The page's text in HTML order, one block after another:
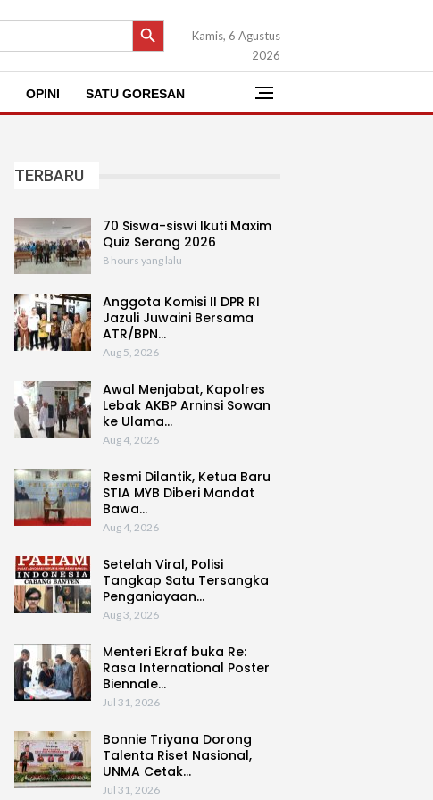
SEARCH BUTTON
Kamis, 6 Agustus
2026
OPINI SATU GORESAN
TERBARU
70 Siswa-siswi Ikuti Maxim
Quiz Serang 2026
8 hours yang lalu
Anggota Komisi II DPR RI
Jazuli Juwaini Bersama
ATR/BPN…
Aug 5, 2026
Awal Menjabat, Kapolres
Lebak AKBP Arninsi Sowan
ke Ulama…
Aug 4, 2026
Resmi Dilantik, Ketua Baru
STIA MYB Diberi Mandat
Bawa…
Aug 4, 2026
Setelah Viral, Polisi
Tangkap Satu Tersangka
Penganiayaan…
Aug 3, 2026
Menteri Ekraf buka Re:
Rasa International Poster
Biennale…
Jul 31, 2026
Bonnie Triyana Dorong
Talenta Riset Nasional,
UNMA Cetak…
Jul 31, 2026